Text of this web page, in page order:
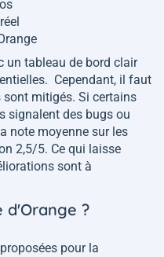
un tableau de bord clair
Cependant, il faut
mitigés. Si certains
signalent des bugs ou
note moyenne sur les
2,5/5. Ce qui laisse
sont à
d'Orange ?
pour la